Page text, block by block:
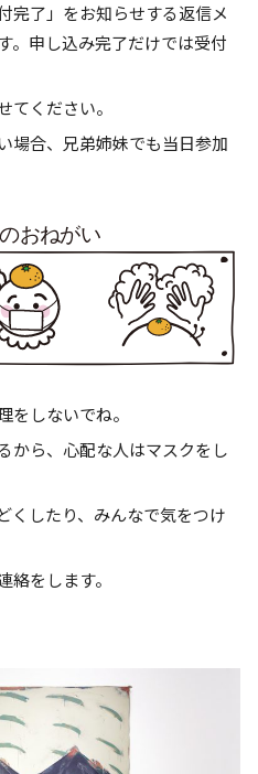
完了」をお知らせする返信メ
。申し込み完了だけでは受付
てください。
場合、兄弟姉妹でも当日参加
をしないでね。
から、心配な人はマスクをし
くしたり、みんなで気をつけ
絡をします。